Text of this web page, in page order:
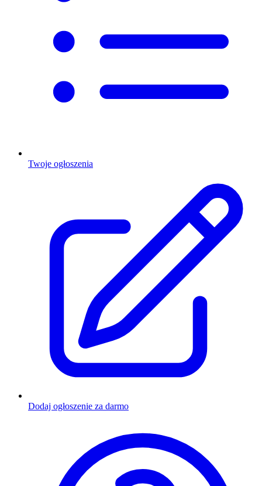
Twoje ogłoszenia
Dodaj ogłoszenie za darmo